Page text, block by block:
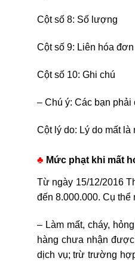
Cột số 8: Số lượng
Cột số 9: Liên hóa đơn
Cột số 10: Ghi chú
– Chú ý: Các bạn
Cột lý do: Lý do mất
♣ Mức phạt khi mất
Từ ngày 15/12/2016
đến 8.000.000. Cụ thể
– Làm mất, cháy,
hàng chưa nhận
dịch vụ; trừ trường